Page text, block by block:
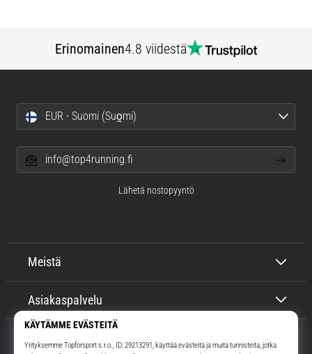
Erinomainen4.8 viidestä
Meistä
Asiakaspalvelu
EUR - Suomi (Suo̯mi)
info@top4running.fi
Lähetä nostopyyntö